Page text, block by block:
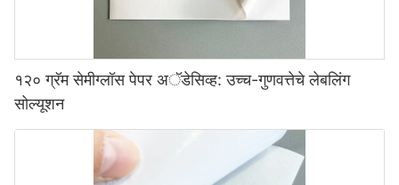
१२० ग्रॅम सेमीग्लॉस पेपर अॅडेसिव्ह: उच्च-गुणवत्तेचे लेबलिंग
सोल्यूशन